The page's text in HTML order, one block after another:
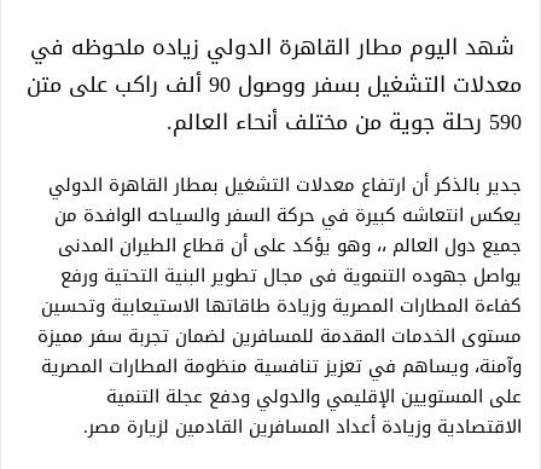
شهد اليوم مطار القاهرة الدولي زياده ملحوظه في
معدلات التشغيل بسفر ووصول 90 ألف راكب على متن
590 رحلة جوية من مختلف أنحاء العالم.
جدير بالذكر أن ارتفاع معدلات التشغيل بمطار القاهرة الدولي
يعكس انتعاشه كبيرة في حركة السفر والسياحه الوافدة من
جميع دول العالم ،، وهو يؤكد على أن قطاع الطيران المدنى
يواصل جهوده التنموية فى مجال تطوير البنية التحتية ورفع
كفاءة المطارات المصرية وزيادة طاقاتها الاستيعابية وتحسين
مستوى الخدمات المقدمة للمسافرين لضمان تجربة سفر مميزة
وآمنة، ويساهم في تعزيز تنافسية منظومة المطارات المصرية
على المستويين الإقليمي والدولي ودفع عجلة التنمية
الاقتصادية وزيادة أعداد المسافرين القادمين لزيارة مصر.